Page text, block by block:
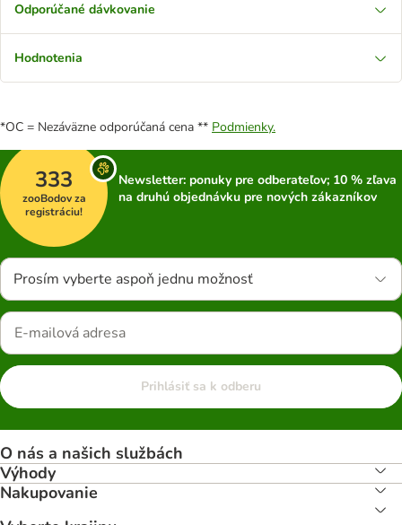
Odporúčané dávkovanie
Hodnotenia
*OC = Nezáväzne odporúčaná cena ** Podmienky.
333
zooBodov za
registráciu!
Newsletter: ponuky pre odberateľov; 10 % zľava
na druhú objednávku pre nových zákazníkov
Prosím vyberte aspoň jednu možnosť
Prihlásiť sa k odberu
O nás a našich službách
Výhody
Nakupovanie